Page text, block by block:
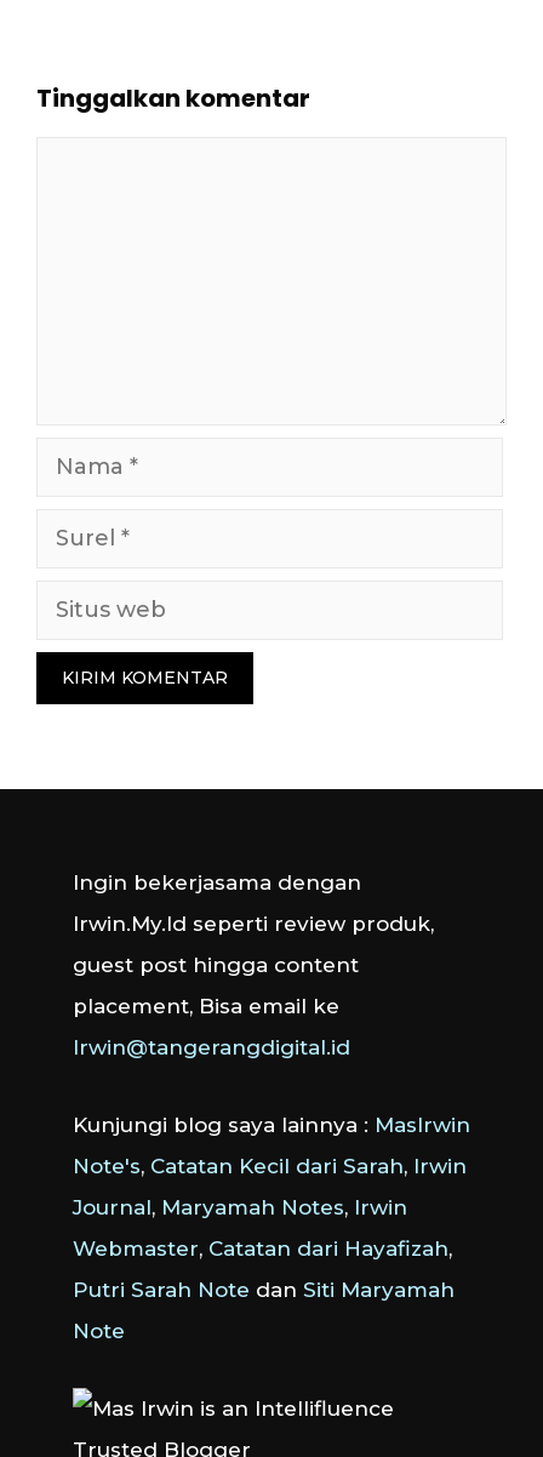
Tinggalkan komentar
Nama
Surel
Situs
web
Ingin bekerjasama dengan
Irwin.My.Id seperti review produk,
guest post hingga content
placement, Bisa email ke
Irwin@tangerangdigital.id
Kunjungi blog saya lainnya : MasIrwin
Note's, Catatan Kecil dari Sarah, Irwin
Journal, Maryamah Notes, Irwin
Webmaster, Catatan dari Hayafizah,
Putri Sarah Note dan Siti Maryamah
Note